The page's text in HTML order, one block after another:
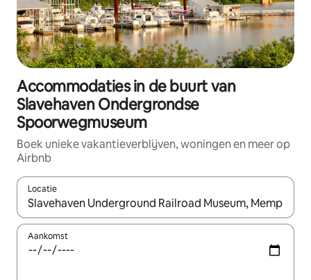
Accommodaties in de buurt van
Slavehaven Ondergrondse
Spoorwegmuseum
Boek unieke vakantieverblijven, woningen en meer op
Airbnb
Locatie
Wanneer er resultaten beschikbaar zijn, maak je een keuze
Aankomst